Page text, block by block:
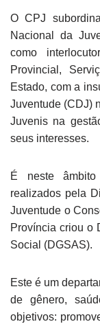
O CPJ
Nacional da
como
Provincial,
Estado, com a
Juventude (CDJ)
Juvenis na
seus interesses.
É neste
realizados pela
Juventude o
Província criou o
Social (DGSAS).
Este é um
de gênero,
objetivos: